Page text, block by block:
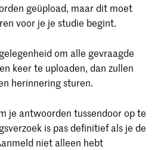
geüpload, maar dit moet
voor je je studie begint.
om alle gevraagde
keer te uploaden, dan zullen
herinnering sturen.
je antwoorden tussendoor op te
is pas definitief als je de
niet alleen hebt